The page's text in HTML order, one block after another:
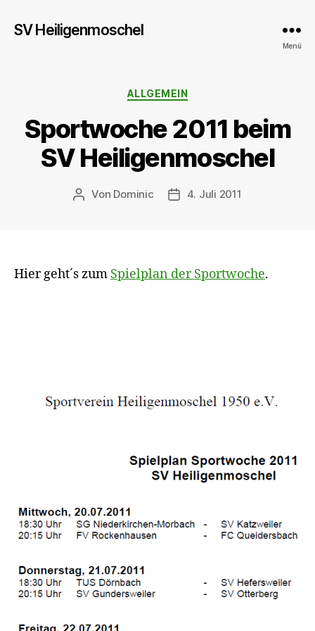
SV Heiligenmoschel
Menü
Kategorien
ALLGEMEIN
Sportwoche 2011 beim
SV Heiligenmoschel
Beitragsautor
Von Dominic Veröffentlichungsdatum
4. Juli 2011
Hier geht´s zum Spielplan der Sportwoche.